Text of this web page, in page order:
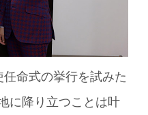
命式の挙行を試みた
に降り立つことは叶